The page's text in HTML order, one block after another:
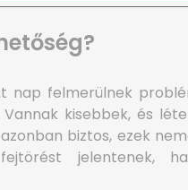
nap felmerülnek
kisebbek, és
biztos, ezek
jelentenek,